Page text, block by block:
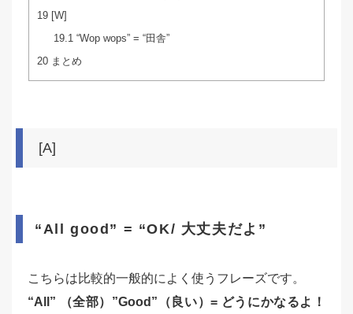
19[W]
19.1“Wop wops” = “田舎”
20まとめ
[A]
“All good” = “OK/ 大丈夫だよ”
こちらは比較的一般的によく使うフレーズです。
“All” （全部）”Good”（良い）= どうにかなるよ！